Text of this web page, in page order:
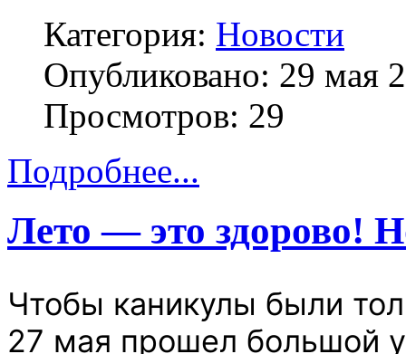
Категория: Новости
Опубликовано: 29 мая
Просмотров: 29
Подробнее...
Лето — это здорово!
Чтобы каникулы были
27 мая прошел большой